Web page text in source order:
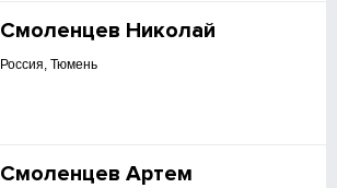
Смоленцев Николай
Россия, Тюмень
Смоленцев Артем